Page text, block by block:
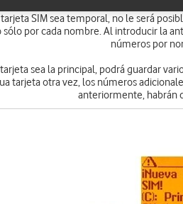
SIM sea temporal, no le será
por cada nombre. Al introducir la
números por
sea la principal, podrá guardar
tarjeta otra vez, los números
anteriormente, habrán